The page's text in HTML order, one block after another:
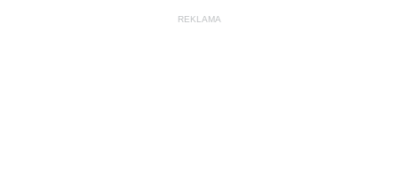
REKLAMA